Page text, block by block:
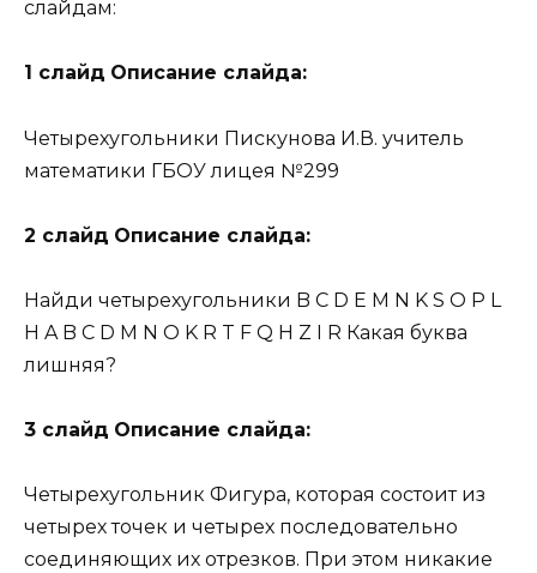
слайдам:
1 слайд Описание слайда:
Четырехугольники Пискунова И.В. учитель
математики ГБОУ лицея №299
2 слайд Описание слайда:
Найди четырехугольники B C D E M N K S O P L
H A B C D M N O K R T F Q H Z I R Какая буква
лишняя?
3 слайд Описание слайда:
Четырехугольник Фигура, которая состоит из
четырех точек и четырех последовательно
соединяющих их отрезков. При этом никакие